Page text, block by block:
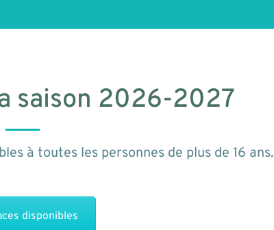
saison 2026-2027
à toutes les personnes de plus de 16 ans.
disponibles